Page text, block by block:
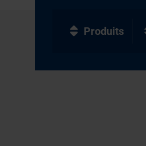
Produits